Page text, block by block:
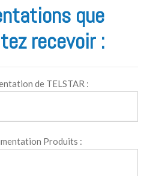
que
recevoir :
de TELSTAR :
Produits :